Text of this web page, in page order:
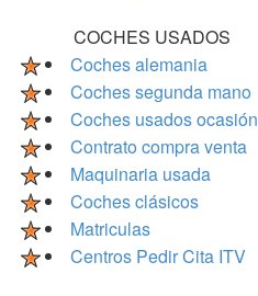
COCHES USADOS
Coches alemania
Coches segunda mano
Coches usados ocasión
Contrato compra venta
Maquinaria usada
Coches clásicos
Matriculas
Centros Pedir Cita ITV